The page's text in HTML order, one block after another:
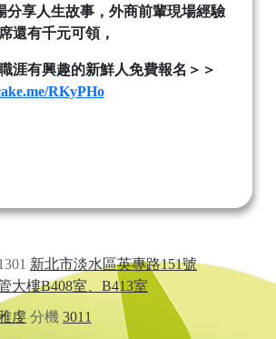
分享人生故事，外商前輩現場經驗
還有千元可領，
涯有興趣的新鮮人免費報名＞＞
RKyPHo
新北市淡水區英專路151號
大樓B408室、B413室
虔分機 3011